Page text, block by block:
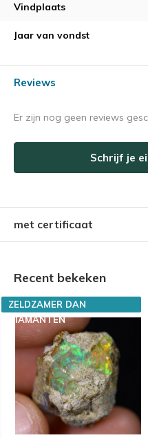
Vindplaats
Jaar van vondst
Reviews
Er zijn nog geen reviews
Schrijf je
met certificaat
Recent bekeken
ZELDZAMER DAN
DIAMANTEN